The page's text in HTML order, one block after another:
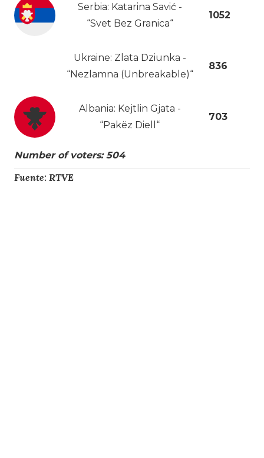
Serbia: Katarina Savić -
“Svet Bez Granica“
1052
Ukraine: Zlata Dziunka -
“Nezlamna (Unbreakable)“
836
Albania: Kejtlin Gjata -
“Pakëz Diell“
703
Number of voters: 504
Fuente: RTVE